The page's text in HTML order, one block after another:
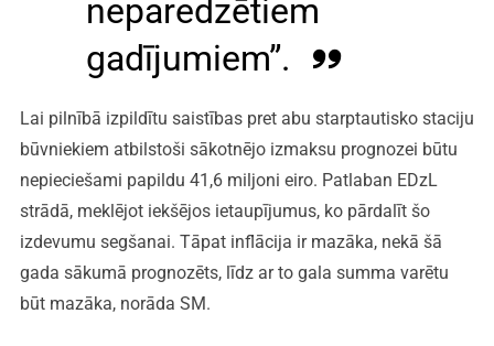
neparedzētiem
gadījumiem”.
Lai pilnībā izpildītu saistības pret abu starptautisko staciju
būvniekiem atbilstoši sākotnējo izmaksu prognozei būtu
nepieciešami papildu 41,6 miljoni eiro. Patlaban EDzL
strādā, meklējot iekšējos ietaupījumus, ko pārdalīt šo
izdevumu segšanai. Tāpat inflācija ir mazāka, nekā šā
gada sākumā prognozēts, līdz ar to gala summa varētu
būt mazāka, norāda SM.